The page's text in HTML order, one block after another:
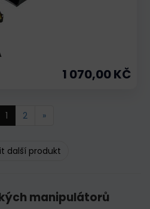
1 070,00 KČ
1 2 »
další produkt
manipulátorů